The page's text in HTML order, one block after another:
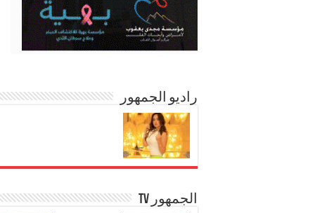
راديو الجمهور
الجمهور TV